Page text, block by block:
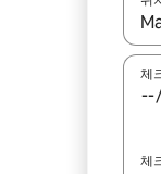
결
체
체